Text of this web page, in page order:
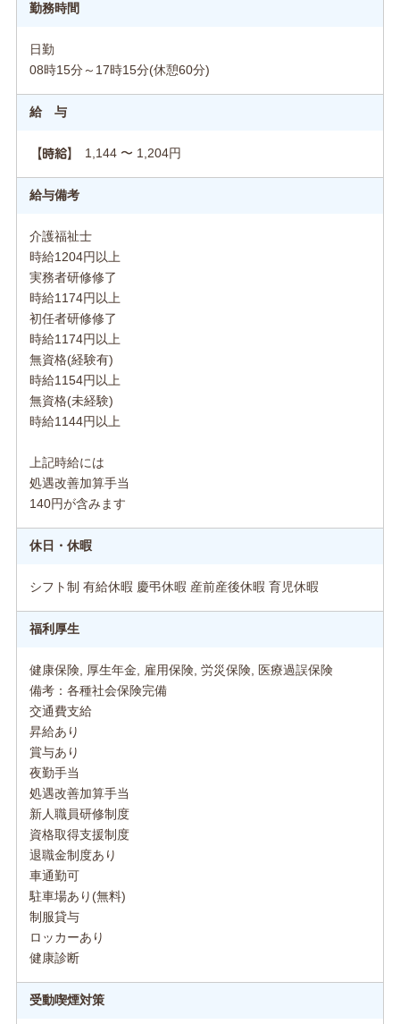
勤務時間
日勤
08時15分～17時15分(休憩60分)
給 与
【時給】 1,144 〜 1,204円
給与備考
介護福祉士
時給1204円以上
実務者研修修了
時給1174円以上
初任者研修修了
時給1174円以上
無資格(経験有)
時給1154円以上
無資格(未経験)
時給1144円以上
上記時給には
処遇改善加算手当
140円が含みます
休日・休暇
シフト制 有給休暇 慶弔休暇 産前産後休暇 育児休暇
福利厚生
健康保険, 厚生年金, 雇用保険, 労災保険, 医療過誤保険
備考：各種社会保険完備
交通費支給
昇給あり
賞与あり
夜勤手当
処遇改善加算手当
新人職員研修制度
資格取得支援制度
退職金制度あり
車通勤可
駐車場あり(無料)
制服貸与
ロッカーあり
健康診断
受動喫煙対策